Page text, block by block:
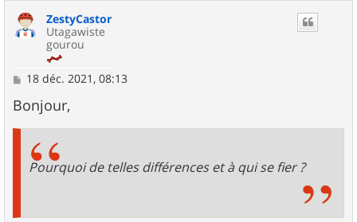
ZestyCastor
Utagawiste
gourou
M
s
s
a
18 déc. 2021, 08:13
Bonjour,
Pourquoi de telles différences et à qui se fier ?